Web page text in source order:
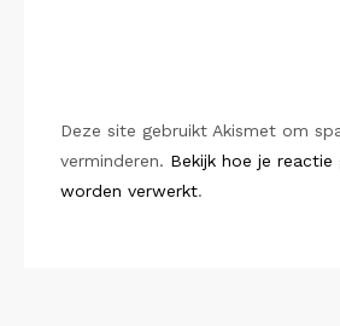
Deze site gebruikt Akismet om
verminderen. Bekijk hoe je reactie
worden verwerkt.